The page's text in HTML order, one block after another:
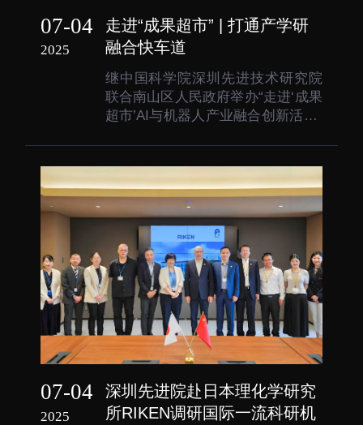
深圳合成生物研究重大
中欧创新医药与健康研
究中心
07-04
2025
走进“成果超市” | 打通产学研
融合快车道
继中国科学院深圳先进技术研究院
联合南山区人民政府举办“走进‘成果
超市’AI与机器人产业融合创新活动”
山智园党委主办的南山智园“专精特
新”走进深圳先进院“成果超市”对接
活动顺利举办。本次活动是响应中
国科学院科技...
07-04
2025
深圳先进院赴日本理化学研究
所RIKEN调研国际一流科研机